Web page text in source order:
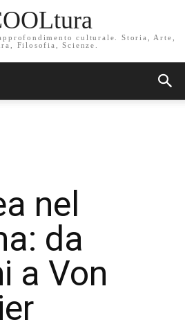
culturale. Storia, Arte,
Filosofia, Scienze.
nel
da
a Von